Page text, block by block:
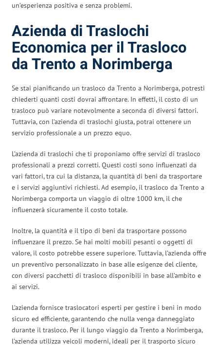
un’esperienza positiva e senza problemi.
Azienda di Traslochi
Economica per il Trasloco
da Trento a Norimberga
Se stai pianificando un trasloco da Trento a Norimberga, potresti
chiederti quanti costi dovrai affrontare. In effetti, il costo di un
trasloco può variare notevolmente a seconda di diversi fattori.
Tuttavia, con l’azienda di traslochi giusta, potrai ottenere un
servizio professionale a un prezzo equo.
L’azienda di traslochi che ti proponiamo offre servizi di trasloco
professionali a prezzi corretti. Questi costi sono influenzati da
vari fattori, tra cui la distanza, la quantità di beni da trasportare
e i servizi aggiuntivi richiesti. Ad esempio, il trasloco da Trento a
Norimberga comporta un viaggio di oltre 1000 km, il che
influenzerà sicuramente il costo totale.
Inoltre, la quantità e il tipo di beni da trasportare possono
influenzare il prezzo. Se hai molti mobili pesanti o oggetti di
valore, il costo potrebbe essere superiore. Tuttavia, l’azienda offre
un preventivo personalizzato in base alle esigenze del cliente,
con diversi pacchetti di trasloco disponibili in base all’ambito e
ai servizi.
L’azienda fornisce traslocatori esperti per gestire i beni in modo
sicuro ed efficiente, garantendo che nulla venga danneggiato
durante il trasloco. Per il lungo viaggio da Trento a Norimberga,
l’azienda utilizza veicoli moderni, ideali per il trasporto sicuro